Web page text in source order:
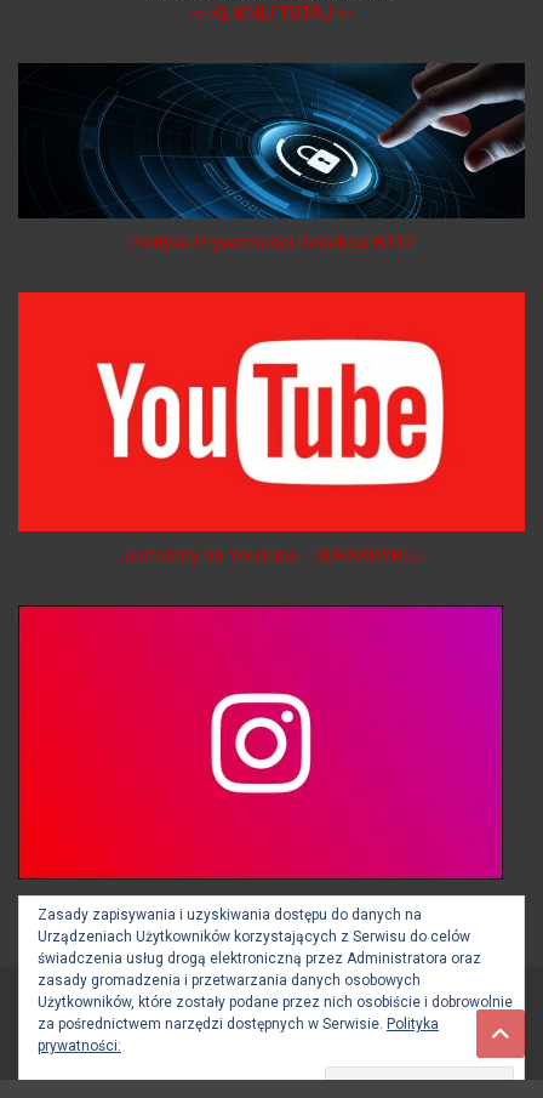
Zasady zapisywania i uzyskiwania dostępu do danych na
Urządzeniach Użytkowników korzystających z Serwisu do celów
świadczenia usług drogą elektroniczną przez Administratora oraz
zasady gromadzenia i przetwarzania danych osobowych
Użytkowników, które zostały podane przez nich osobiście i dobrowolnie
za pośrednictwem narzędzi dostępnych w Serwisie. Polityka
prywatności:
-> KLIKNIJ TUTAJ <-
Polityka Prywatności Redakcja B112
Jesteśmy na YouTube - SUBSKRYBUJ
Jesteśmy na Instagramie - OBSERWUJ
Copyright © 2026BOCHNIA112.pl
Theme by:Theme Horse WordPress